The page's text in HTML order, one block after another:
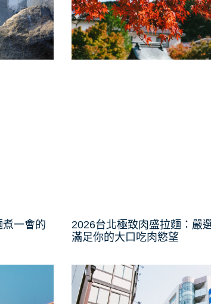
一會的
2026台北極致肉盛拉麵：嚴
滿足你的大口吃肉慾望